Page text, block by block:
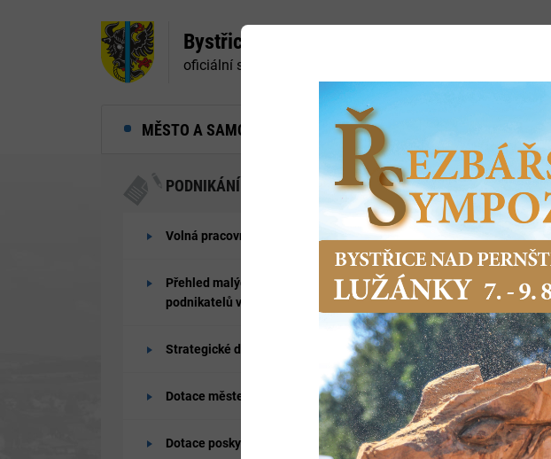
MĚSTO A SAMOSPRÁVA MĚSTSKÝ ÚŘAD
Bystřice nad Pernštejnem
oficiální stránky města
PODNIKÁNÍ
Volná pracovní místa
Přehled malých a středních
podnikatelů vč. OSVČ
Strategické dokumenty města
Dotace městem získané
Dotace poskytované od města
Domů Podnikání
JEDNOTNÉ
JEDNOTNÉ
Jednotná kontaktní
jsou k dispozici ve